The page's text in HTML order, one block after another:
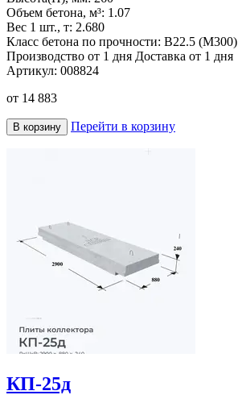
Объем бетона, м³: 1.07
Вес 1 шт., т: 2.680
Класс бетона по прочности: В22.5 (М300)
Производство от 1 дня Доставка от 1 дня
Артикул: 008824
от 14 883
В корзину Перейти в корзину
КП-25д